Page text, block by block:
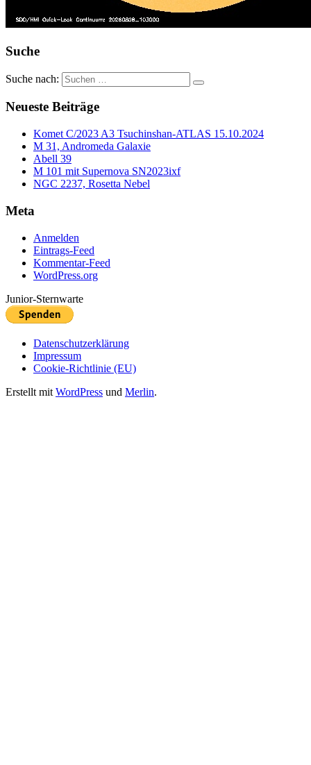
Suche
Suche nach:
Neueste Beiträge
Komet C/2023 A3 Tsuchinshan-ATLAS 15.10.2024
M 31, Andromeda Galaxie
Abell 39
M 101 mit Supernova SN2023ixf
NGC 2237, Rosetta Nebel
Meta
Anmelden
Eintrags-Feed
Kommentar-Feed
WordPress.org
Junior-Sternwarte
Datenschutzerklärung
Impressum
Cookie-Richtlinie (EU)
Erstellt mit WordPress und Merlin.